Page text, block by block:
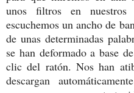
unos filtros en nuestros
escuchemos un ancho de
de unas determinadas
se han deformado a base
clic del ratón. Nos han
descargan